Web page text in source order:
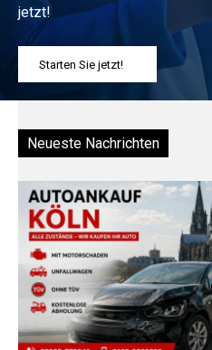
jetzt!
Starten Sie jetzt!
Neueste Nachrichten